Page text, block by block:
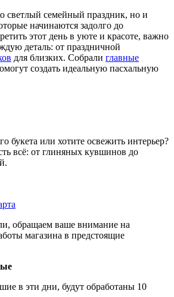
светлый семейный праздник, но и
начинаются задолго до
этот день в уюте и красоте, важно
деталь: от праздничной
для близких. Собрали главные
создать идеальную пасхальную
букета или хотите освежить интерьер?
всё: от глиняных кувшинов до
обращаем ваше внимание на
магазина в предстоящие
в эти дни, будут обработаны 10